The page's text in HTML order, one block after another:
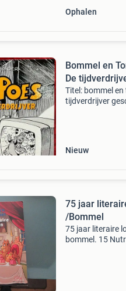
Ophalen
Bommel en
De
Titel: bommel en
tijdverdrijver
Nieuw
75 jaar
/Bommel
75 jaar literaire
bommel. 15